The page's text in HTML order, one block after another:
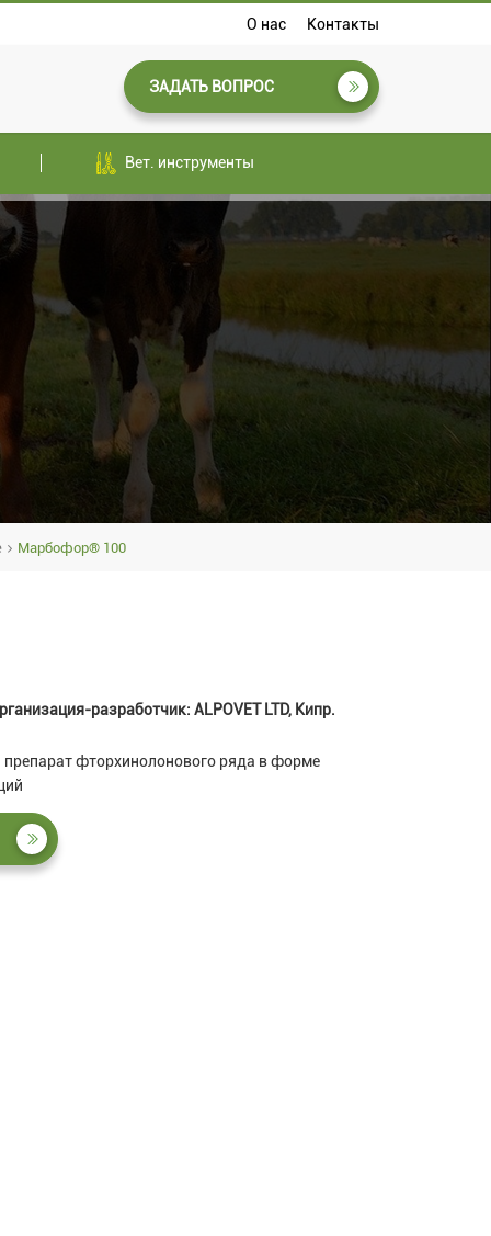
О нас Контакты
ЗАДАТЬ ВОПРОС
Вет. инструменты
Марбофор® 100
разработчик: ALPOVET LTD, Кипр.
фторхинолонового ряда в форме